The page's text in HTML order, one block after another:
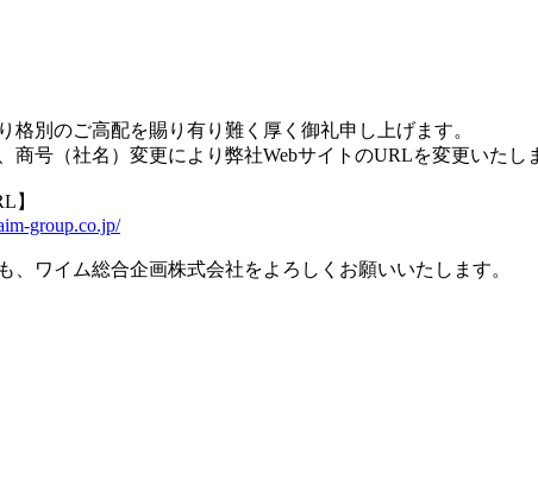
格別のご高配を賜り有り難く厚く御礼申し上げます。
商号（社名）変更により弊社WebサイトのURLを変更いたし
】
group.co.jp/
、ワイム総合企画株式会社をよろしくお願いいたします。